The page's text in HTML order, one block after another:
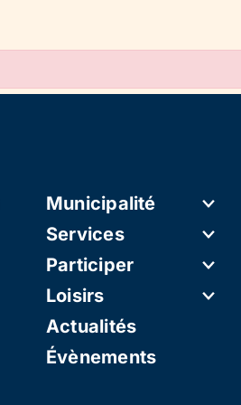
Municipalité
Services
Participer
Loisirs
Actualités
Évènements